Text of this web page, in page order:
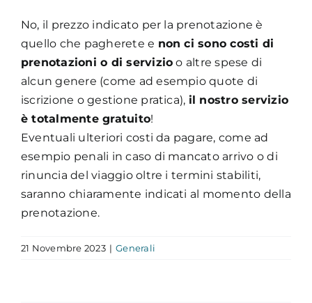
No, il prezzo indicato per la prenotazione è
quello che pagherete e non ci sono costi di
prenotazioni o di servizio o altre spese di
alcun genere (come ad esempio quote di
iscrizione o gestione pratica), il nostro servizio
è totalmente gratuito!
Eventuali ulteriori costi da pagare, come ad
esempio penali in caso di mancato arrivo o di
rinuncia del viaggio oltre i termini stabiliti,
saranno chiaramente indicati al momento della
prenotazione.
21 Novembre 2023 | Generali